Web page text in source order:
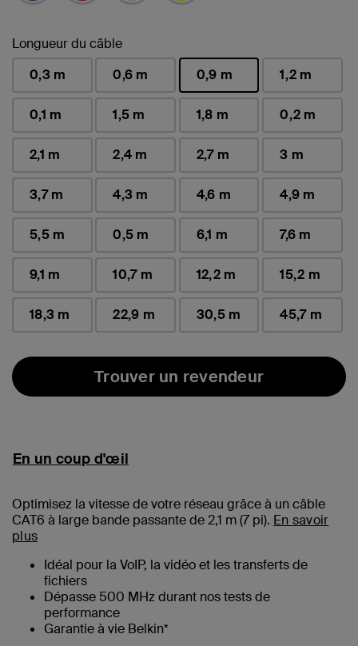
Longueur du câble
0,3 m
0,6 m
0,9 m
sélectionné(s)
1,2 m
0,1 m 1,5 m 1,8 m 0,2 m
2,1 m 2,4 m 2,7 m 3 m
3,7 m 4,3 m 4,6 m 4,9 m
5,5 m 0,5 m 6,1 m 7,6 m
9,1 m 10,7 m 12,2 m 15,2 m
18,3 m 22,9 m 30,5 m 45,7 m
Trouver un revendeur
En un coup d'œil
Optimisez la vitesse de votre réseau grâce à un câble
CAT6 à large bande passante de 2,1 m (7pi). En savoir
plus
Idéal pour la VoIP, la vidéo et les transferts de
fichiers
Dépasse 500 MHz durant nos tests de
performance
Garantie à vie Belkin*